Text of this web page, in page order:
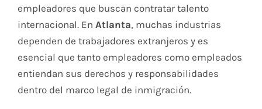
empleadores que buscan contratar talento
internacional. En Atlanta, muchas industrias
dependen de trabajadores extranjeros y es
esencial que tanto empleadores como empleados
entiendan sus derechos y responsabilidades
dentro del marco legal de inmigración.